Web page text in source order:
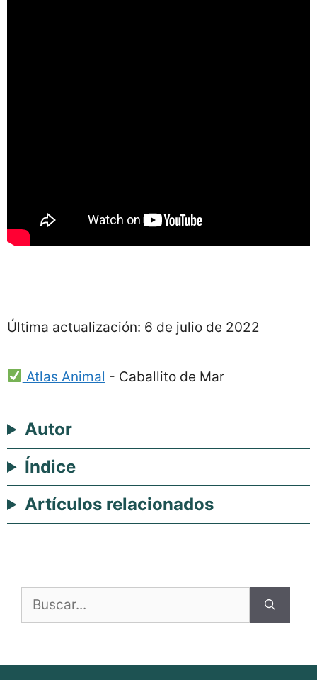
Última actualización: 6 de julio de 2022
Atlas Animal - Caballito de Mar
Autor
Índice
Artículos relacionados
Buscar: